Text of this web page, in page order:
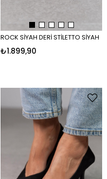
ROCK SİYAH DERİ STİLETTO SİYAH
₺1.899,90